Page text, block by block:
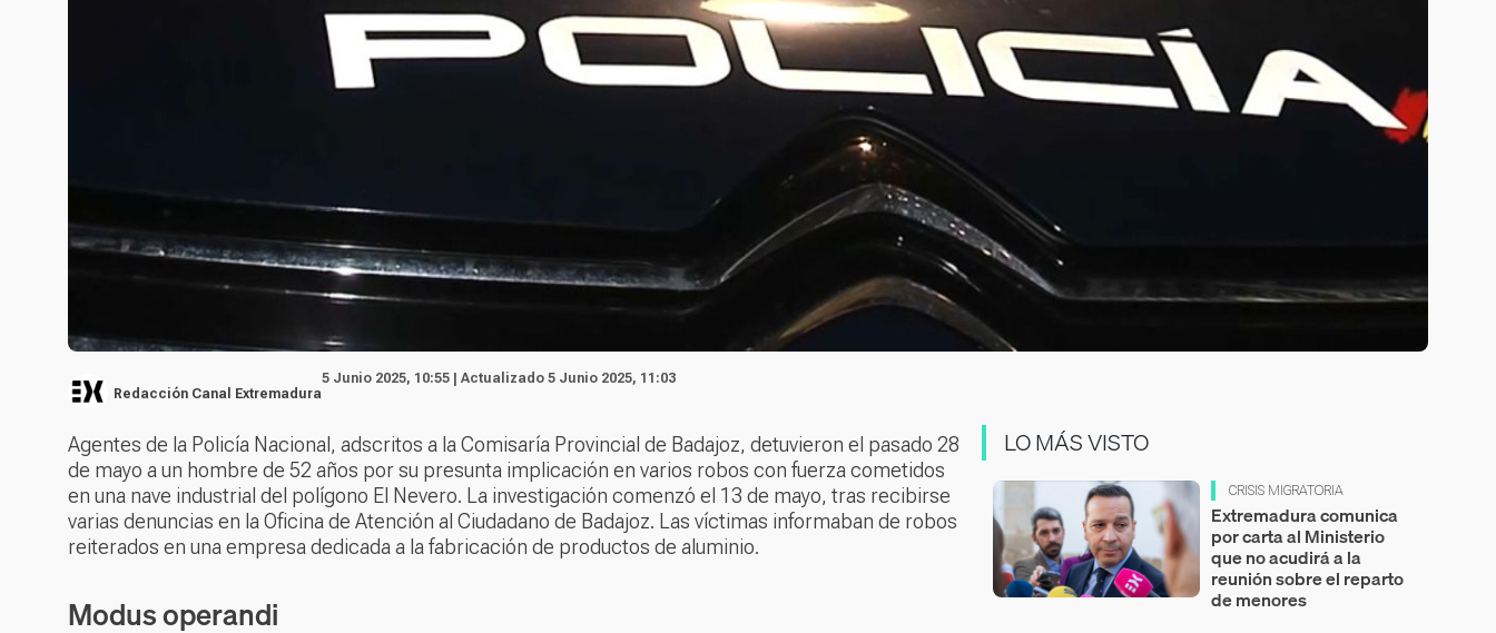
Redacción Canal Extremadura
5 Junio 2025, 10:55 | Actualizado 5 Junio 2025, 11:03
Agentes de la Policía Nacional, adscritos a la Comisaría Provincial de Badajoz, detuvieron el pasado 28
de mayo a un hombre de 52 años por su presunta implicación en varios robos con fuerza cometidos
en una nave industrial del polígono El Nevero. La investigación comenzó el 13 de mayo, tras recibirse
varias denuncias en la Oficina de Atención al Ciudadano de Badajoz. Las víctimas informaban de robos
reiterados en una empresa dedicada a la fabricación de productos de aluminio.
Modus operandi
LO MÁS VISTO
CRISIS MIGRATORIA
Extremadura comunica
por carta al Ministerio
que no acudirá a la
reunión sobre el reparto
de menores